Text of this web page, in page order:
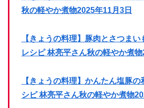
秋の軽やか煮物2025年11月3日
【きょうの料理】豚肉とさつま
レシピ 林亮平さん秋の軽やか煮
【きょうの料理】かんたん塩豚
シピ 林亮平さん秋の軽やか煮物